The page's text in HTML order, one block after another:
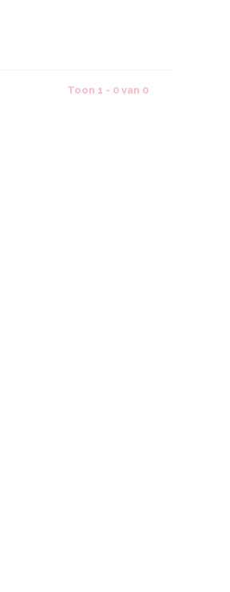
Toon 1 - 0 van 0